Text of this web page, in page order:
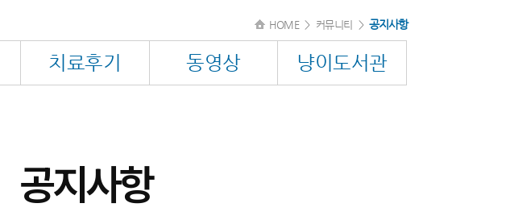
HOME> 커뮤니티 > 공지사항
치료후기 동영상
냥이도서관
공지사항